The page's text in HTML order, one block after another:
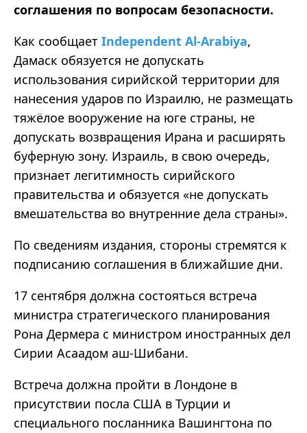
соглашения по вопросам безопасности.
Как сообщает Independent Al-Arabiya,
Дамаск обязуется не допускать
использования сирийской территории для
нанесения ударов по Израилю, не размещать
тяжёлое вооружение на юге страны, не
допускать возвращения Ирана и расширять
буферную зону. Израиль, в свою очередь,
признает легитимность сирийского
правительства и обязуется «не допускать
вмешательства во внутренние дела страны».
По сведениям издания, стороны стремятся к
подписанию соглашения в ближайшие дни.
17 сентября должна состояться встреча
министра стратегического планирования
Рона Дермера с министром иностранных дел
Сирии Асаадом аш-Шибани.
Встреча должна пройти в Лондоне в
присутствии посла США в Турции и
специального посланника Вашингтона по